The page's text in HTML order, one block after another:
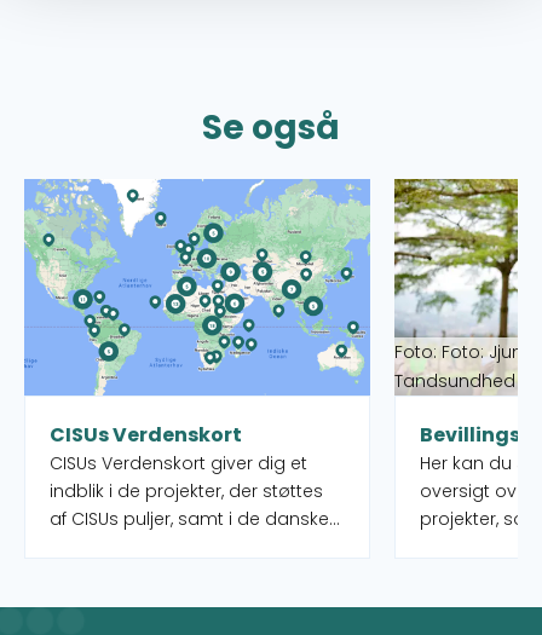
Se også
CISUs Verdenskort
CISUs Verdenskort giver dig et
indblik i de projekter, der støttes
af CISUs puljer, samt i de danske
Når du vælger et land på kortet,
Læs mere om CISUs Verdenskort
Foto: Foto:
Tandsundhed
Her kan du
oversigt over
projekter,
kan desuden
Læs mere om